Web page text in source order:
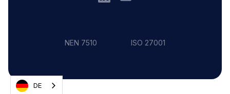
NEN 7510 ISO 27001
DE